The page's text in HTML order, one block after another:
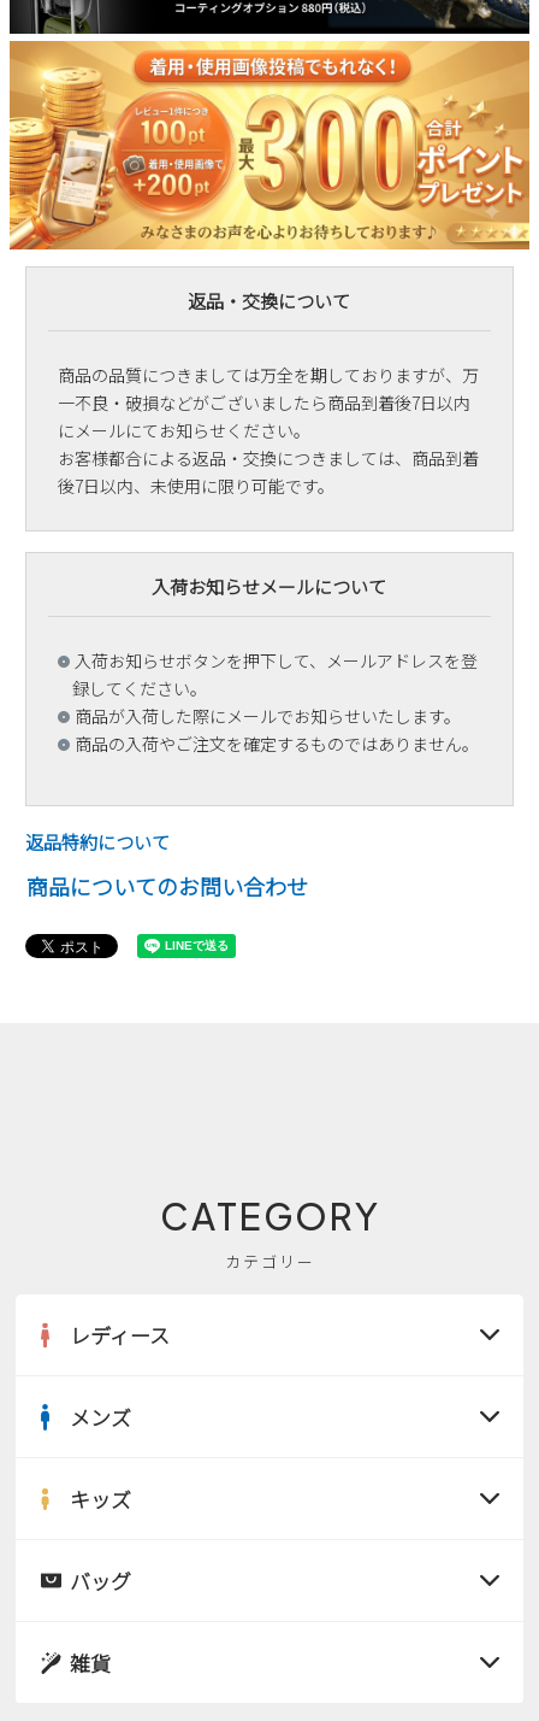
返品・交換について
商品の品質につきましては万全を期しておりますが、万
一不良・破損などがございましたら商品到着後7日以内
にメールにてお知らせください。
お客様都合による返品・交換につきましては、商品到着
後7日以内、未使用に限り可能です。
入荷お知らせメールについて
入荷お知らせボタンを押下して、メールアドレスを登
録してください。
商品が入荷した際にメールでお知らせいたします。
商品の入荷やご注文を確定するものではありません。
返品特約について
商品についてのお問い合わせ
CATEGORY
カテゴリー
レディース
サンダル
スニーカー
メンズ
サンダル
キッズ
サンダル
バッグ
雑貨